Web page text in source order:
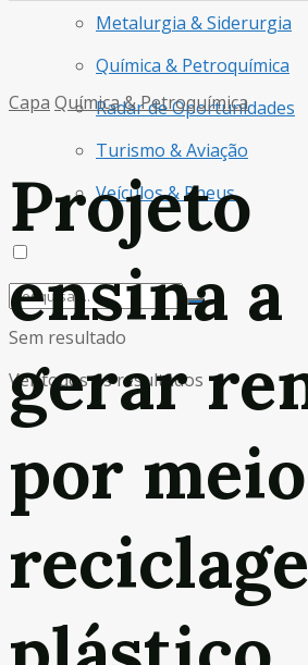
Metalurgia & Siderurgia
Química & Petroquímica
Radar de Oportunidades
Turismo & Aviação
Veículos & Pneus
Sem resultado
Ver todos os resultados
Capa Química & Petroquímica
Projeto
ensina a
gerar
por